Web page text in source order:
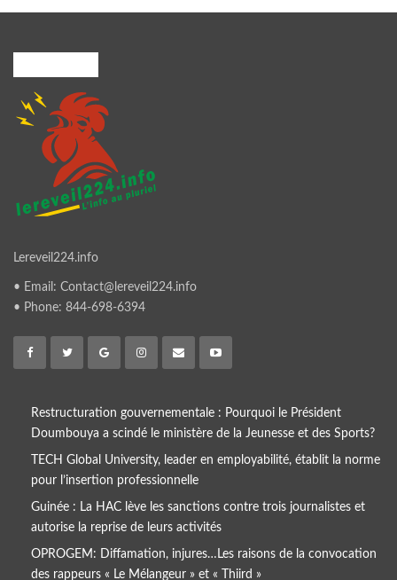
Lereveil224.info
• Email: Contact@lereveil224.info
• Phone: 844-698-6394
Restructuration gouvernementale : Pourquoi le Président
Doumbouya a scindé le ministère de la Jeunesse et des Sports?
TECH Global University, leader en employabilité, établit la norme
pour l’insertion professionnelle
Guinée : La HAC lève les sanctions contre trois journalistes et
autorise la reprise de leurs activités
OPROGEM: Diffamation, injures…Les raisons de la convocation
des rappeurs « Le Mélangeur » et « Thiird »